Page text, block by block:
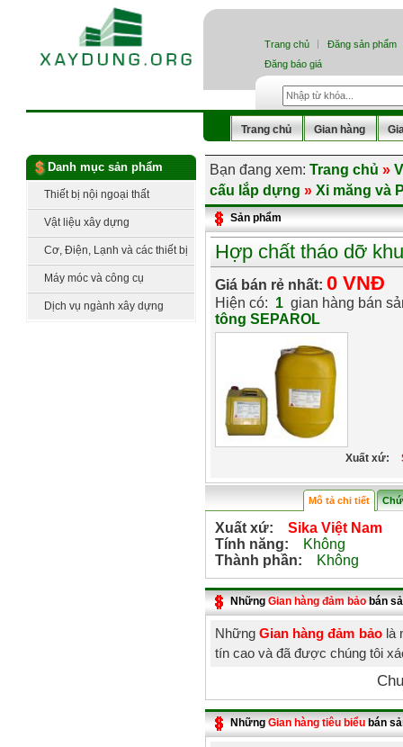
Trang chủ
Đăng sản phẩm
Đăng báo giá
Trang chủ Gian hàng
Danh mục sản phẩm
Thiết bị nội ngoại thất
Vật liệu xây dựng
Cơ, Điện, Lạnh và các thiết bị
công nghệ
Máy móc và công cụ
Dịch vụ ngành xây dựng
Bạn đang xem: Trang chủ »
cấu lắp dựng » Xi măng và
Sản phẩm
Hợp chất tháo dỡ
Giá bán rẻ nhất: 0 VNĐ
Hiện có: 1gian hàng bán
tông SEPAROL
Xuất xứ:
Mô tả chi tiết
Xuất xứ:
Sika Việt Nam
Tính năng:
Không
Thành phần:
Không
NhữngGian hàng đảm bảobán
NhữngGian hàng đảm bảolà
tín cao và đã được chúng tôi
NhữngGian hàng tiêu biểubán